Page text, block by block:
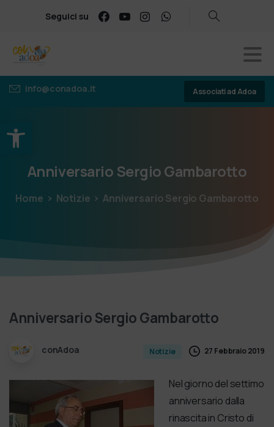
Apri la barra degli strumenti
Seguici su
info@conadoa.it Associati ad Adoa
AnniversarioSergioGambarotto
Home Notizie Anniversario Sergio Gambarotto
AnniversarioSergioGambarotto
conAdoa Notizie 27 Febbraio 2019
Nel giorno del settimo
anniversario dalla
rinascita in Cristo di